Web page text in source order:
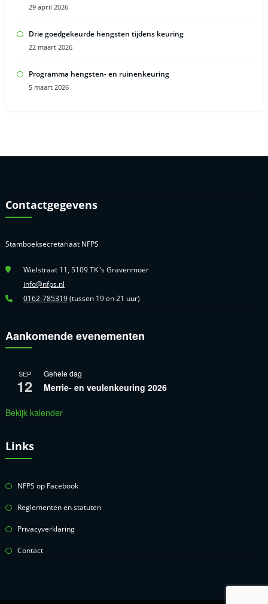
29 april 2026
Drie goedgekeurde hengsten tijdens keuring
22 maart 2026
Programma hengsten- en ruinenkeuring
5 maart 2026
Contactgegevens
Stamboeksecretariaat NFPS
Wielstraat 11, 5109 TK ’s Gravenmoer
info@nfps.nl
0162-785319(tussen 19 en 21 uur)
Aankomende evenementen
SEP
12
Gehele dag
Merrie- en veulenkeuring 2026
Bekijk kalender
Links
NFPS op Facebook
Reglementen en statuten
Privacyverklaring
Contact